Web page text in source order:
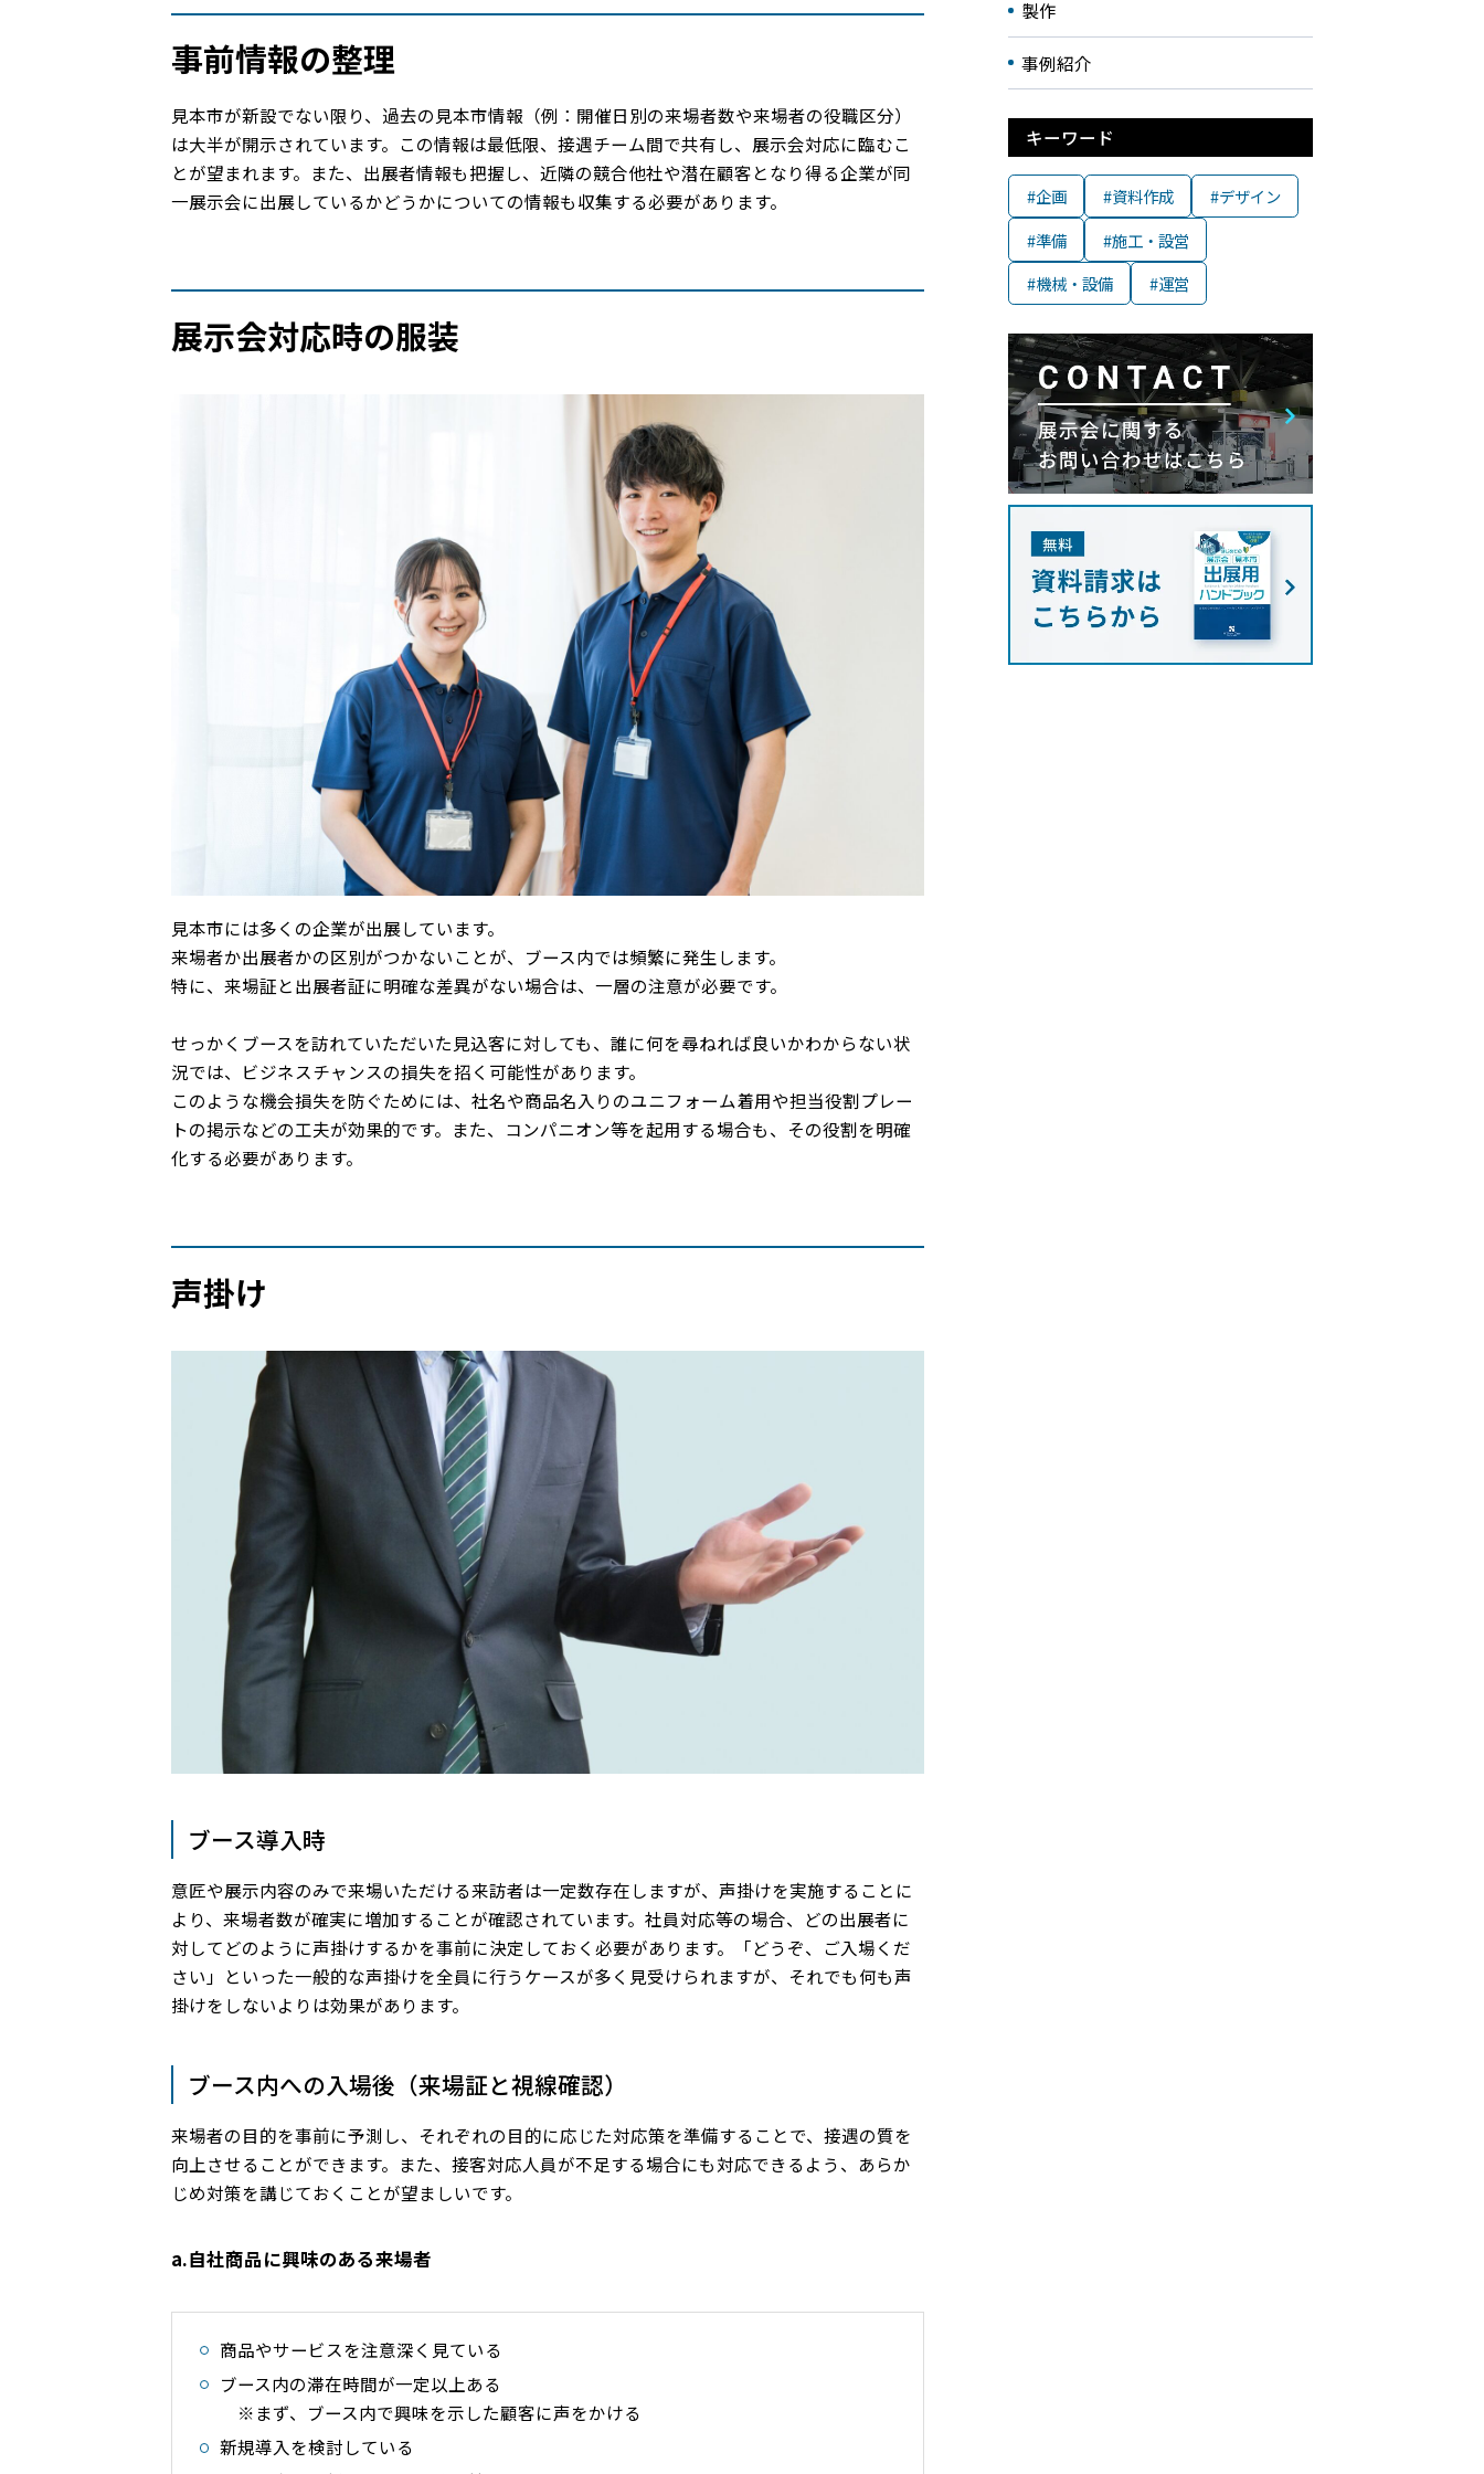
事前情報の整理
見本市が新設でない限り、過去の見本市情報（例：開催日別の来場者数や来場者の役職区分）
は大半が開示されています。この情報は最低限、接遇チーム間で共有し、展示会対応に臨むこ
とが望まれます。また、出展者情報も把握し、近隣の競合他社や潜在顧客となり得る企業が同
一展示会に出展しているかどうかについての情報も収集する必要があります。
展示会対応時の服装
見本市には多くの企業が出展しています。
来場者か出展者かの区別がつかないことが、ブース内では頻繁に発生します。
特に、来場証と出展者証に明確な差異がない場合は、一層の注意が必要です。
せっかくブースを訪れていただいた見込客に対しても、誰に何を尋ねれば良いかわからない状
況では、ビジネスチャンスの損失を招く可能性があります。
このような機会損失を防ぐためには、社名や商品名入りのユニフォーム着用や担当役割プレー
トの掲示などの工夫が効果的です。また、コンパニオン等を起用する場合も、その役割を明確
化する必要があります。
声掛け
ブース導入時
意匠や展示内容のみで来場いただける来訪者は一定数存在しますが、声掛けを実施することに
より、来場者数が確実に増加することが確認されています。社員対応等の場合、どの出展者に
対してどのように声掛けするかを事前に決定しておく必要があります。「どうぞ、ご入場くだ
さい」といった一般的な声掛けを全員に行うケースが多く見受けられますが、それでも何も声
掛けをしないよりは効果があります。
ブース内への入場後（来場証と視線確認）
来場者の目的を事前に予測し、それぞれの目的に応じた対応策を準備することで、接遇の質を
向上させることができます。また、接客対応人員が不足する場合にも対応できるよう、あらか
じめ対策を講じておくことが望ましいです。
a.自社商品に興味のある来場者
商品やサービスを注意深く見ている
ブース内の滞在時間が一定以上ある
※まず、ブース内で興味を示した顧客に声をかける
新規導入を検討している
製作
事例紹介
キーワード
#企画 #資料作成
#デザイン
#準備
#施工・設営
#機械・設備
#運営